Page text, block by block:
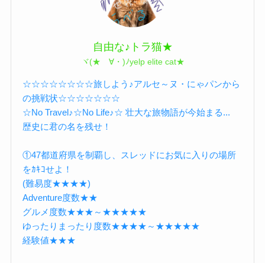
自由な♪トラ猫★
ヾ(★ゝ∀・)ﾉyelp elite cat★
☆☆☆☆☆☆☆☆旅しよう♪アルセ～ヌ・にゃパンから
の挑戦状☆☆☆☆☆☆☆
☆No Travel♪☆No Life♪☆ 壮大な旅物語が今始まる...
歴史に君の名を残せ！
①47都道府県を制覇し、スレッドにお気に入りの場所
をｶｷｺせよ！
(難易度★★★★)
Adventure度数★★
グルメ度数★★★～★★★★★
ゆったりまったり度数★★★★～★★★★★
経験値★★★